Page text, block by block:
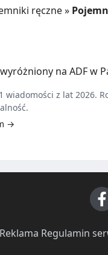
ręczne»
na ADF w
wiadomości z lat 2026.
→
Reklama Regulamin